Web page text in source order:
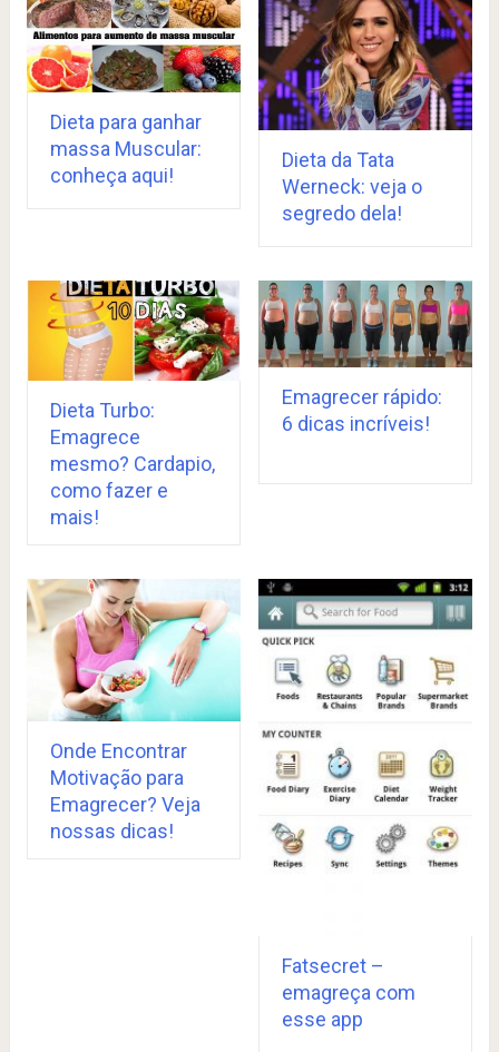
Dieta para ganhar
massa Muscular:
conheça aqui!
Dieta da Tata
Werneck: veja o
segredo dela!
Dieta Turbo:
Emagrece
mesmo? Cardapio,
como fazer e
mais!
Emagrecer rápido:
6 dicas incríveis!
Onde Encontrar
Motivação para
Emagrecer? Veja
nossas dicas!
Fatsecret –
emagreça com
esse app